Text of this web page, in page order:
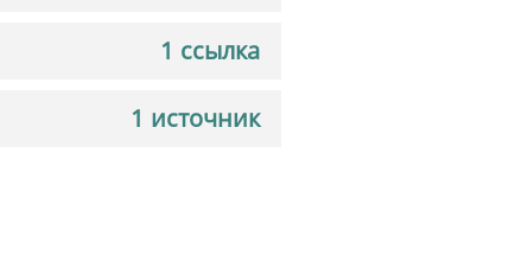
1 ссылка
1 источник